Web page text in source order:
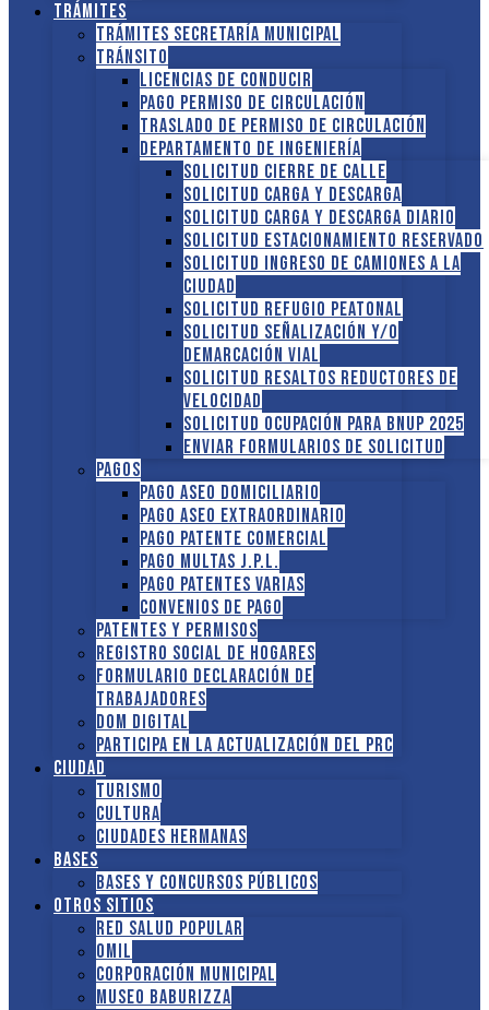
Trámites
Trámites Secretaría Municipal
Tránsito
Licencias de conducir
Pago Permiso de Circulación
Traslado de Permiso de circulación
Departamento de Ingeniería
Solicitud Cierre de calle
Solicitud Carga y descarga
Solicitud Carga y descarga diario
Solicitud Estacionamiento reservado
Solicitud Ingreso de camiones a la
ciudad
Solicitud Refugio peatonal
Solicitud Señalización y/o
demarcación vial
Solicitud Resaltos reductores de
velocidad
Solicitud Ocupación para BNUP 2025
ENVIAR FORMULARIOS DE SOLICITUD
Pagos
Pago Aseo domiciliario
Pago Aseo extraordinario
Pago Patente comercial
Pago multas J.P.L.
Pago Patentes varias
Convenios de pago
Patentes y Permisos
Registro social de hogares
FORMULARIO DECLARACIÓN DE
TRABAJADORES
DOM Digital
Participa en la actualización del PRC
Ciudad
Turismo
Cultura
Ciudades hermanas
Bases
Bases y Concursos Públicos
Otros sitios
Red Salud Popular
OMIL
Corporación Municipal
Museo Baburizza